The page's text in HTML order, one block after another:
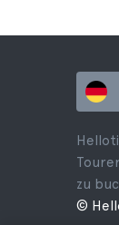
zu
©